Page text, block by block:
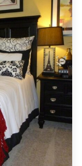
Stadt / Land